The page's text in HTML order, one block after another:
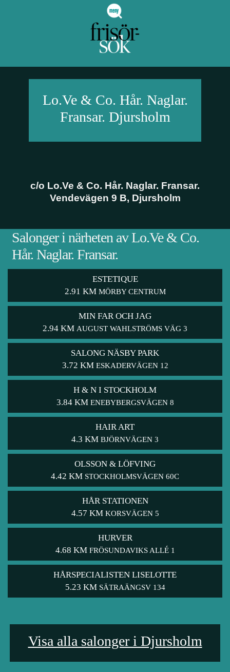
Lo.Ve & Co. Hår. Naglar.
Fransar. Djursholm
c/o Lo.Ve & Co. Hår. Naglar. Fransar.
Vendevägen 9 B, Djursholm
Salonger i närheten av Lo.Ve & Co.
Hår. Naglar. Fransar.
ESTETIQUE
2.91 KM MÖRBY CENTRUM
MIN FAR OCH JAG
2.94 KM AUGUST WAHLSTRÖMS VÄG 3
SALONG NÄSBY PARK
3.72 KM ESKADERVÄGEN 12
H & N I STOCKHOLM
3.84 KM ENEBYBERGSVÄGEN 8
HAIR ART
4.3 KM BJÖRNVÄGEN 3
OLSSON & LÖFVING
4.42 KM STOCKHOLMSVÄGEN 60C
HÅR STATIONEN
4.57 KM KORSVÄGEN 5
HURVER
4.68 KM FRÖSUNDAVIKS ALLÉ 1
HÅRSPECIALISTEN LISELOTTE
5.23 KM SÄTRAÄNGSV 134
Visa alla salonger i Djursholm